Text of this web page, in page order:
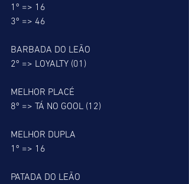
1º => 16
3º => 46
BARBADA DO LEÃO
2º => LOYALTY (01)
MELHOR PLACÉ
8º => TÁ NO GOOL (12)
MELHOR DUPLA
1º => 16
PATADA DO LEÃO